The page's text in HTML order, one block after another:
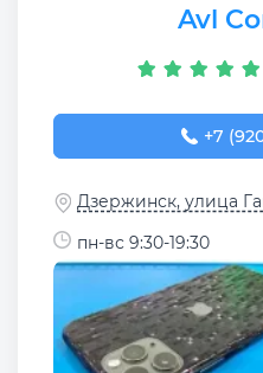
Avl
+7+7
Дзержинск, улица
пн-вс 9:30-19:30